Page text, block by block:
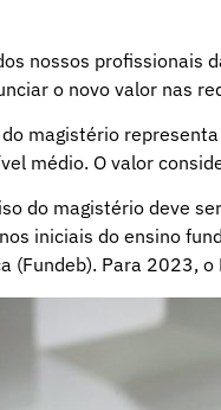
nossos profissionais
o novo valor nas
magistério
médio. O valor
do magistério deve
iniciais do ensino
(Fundeb). Para 2023,